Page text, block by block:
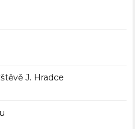
J. Hradce